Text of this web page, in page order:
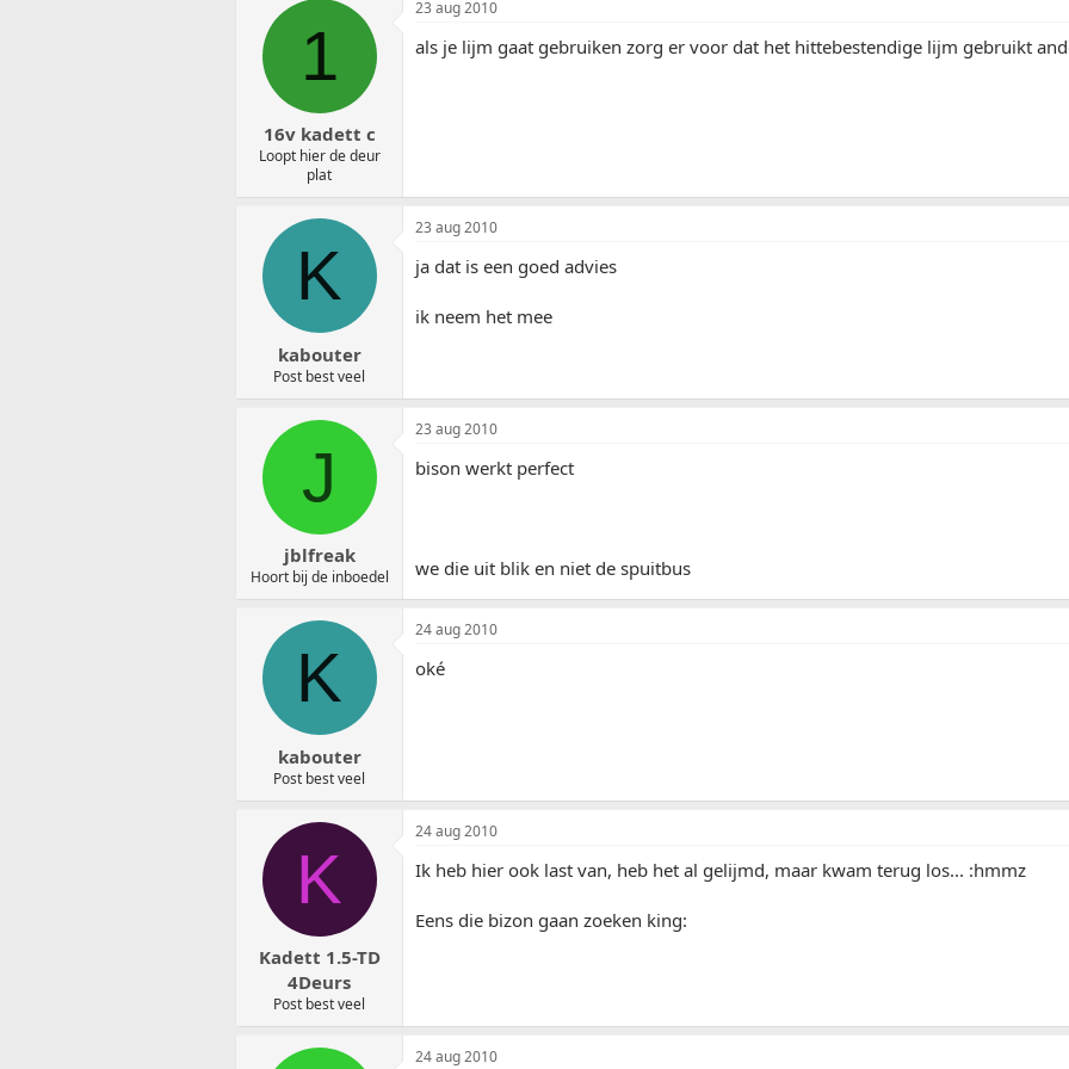
1
16v kadett c
Loopt hier de deur
plat
23 aug 2010
als je lijm gaat gebruiken zorg er voor dat het hittebestendige lijm gebruikt
K
kabouter
Post best veel
23 aug 2010
ja dat is een goed advies
ik neem het mee
J
jblfreak
Hoort bij de inboedel
23 aug 2010
bison werkt perfect
we die uit blik en niet de spuitbus
K
kabouter
Post best veel
24 aug 2010
oké
K
Kadett 1.5-TD
4Deurs
Post best veel
24 aug 2010
Ik heb hier ook last van, heb het al gelijmd, maar kwam terug los... :hmmz
Eens die bizon gaan zoeken king:
24 aug 2010